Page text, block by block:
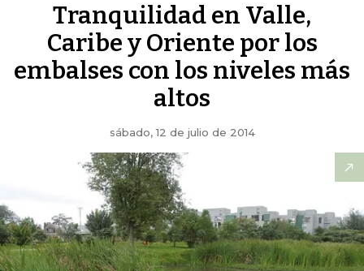
Tranquilidad en Valle,
Caribe y Oriente por los
embalses con los niveles más
altos
sábado, 12 de julio de 2014